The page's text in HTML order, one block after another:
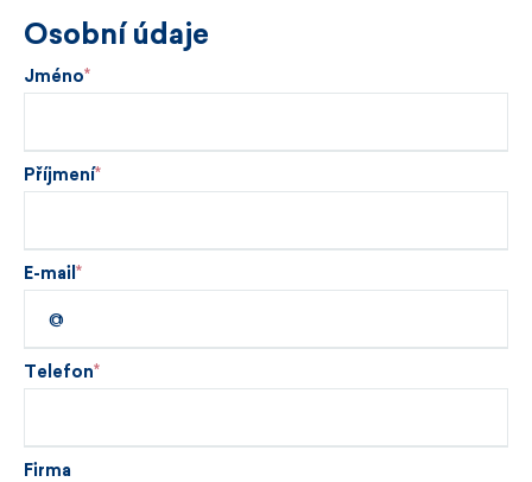
Osobní údaje
Jméno
Příjmení
E-mail
Telefon
Firma